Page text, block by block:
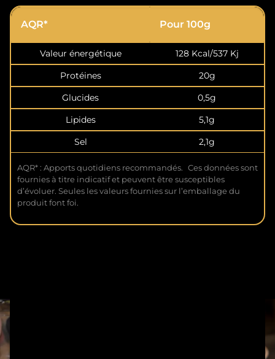
AQR* Pour 100g
Valeur énergétique
128 Kcal/537 Kj
Protéines
20g
Glucides
0,5g
Lipides
5,1g
Sel
2,1g
AQR* : Apports quotidiens recommandés. Ces données sont
fournies à titre indicatif et peuvent être susceptibles
d’évoluer. Seules les valeurs fournies sur l’emballage du
produit font foi.